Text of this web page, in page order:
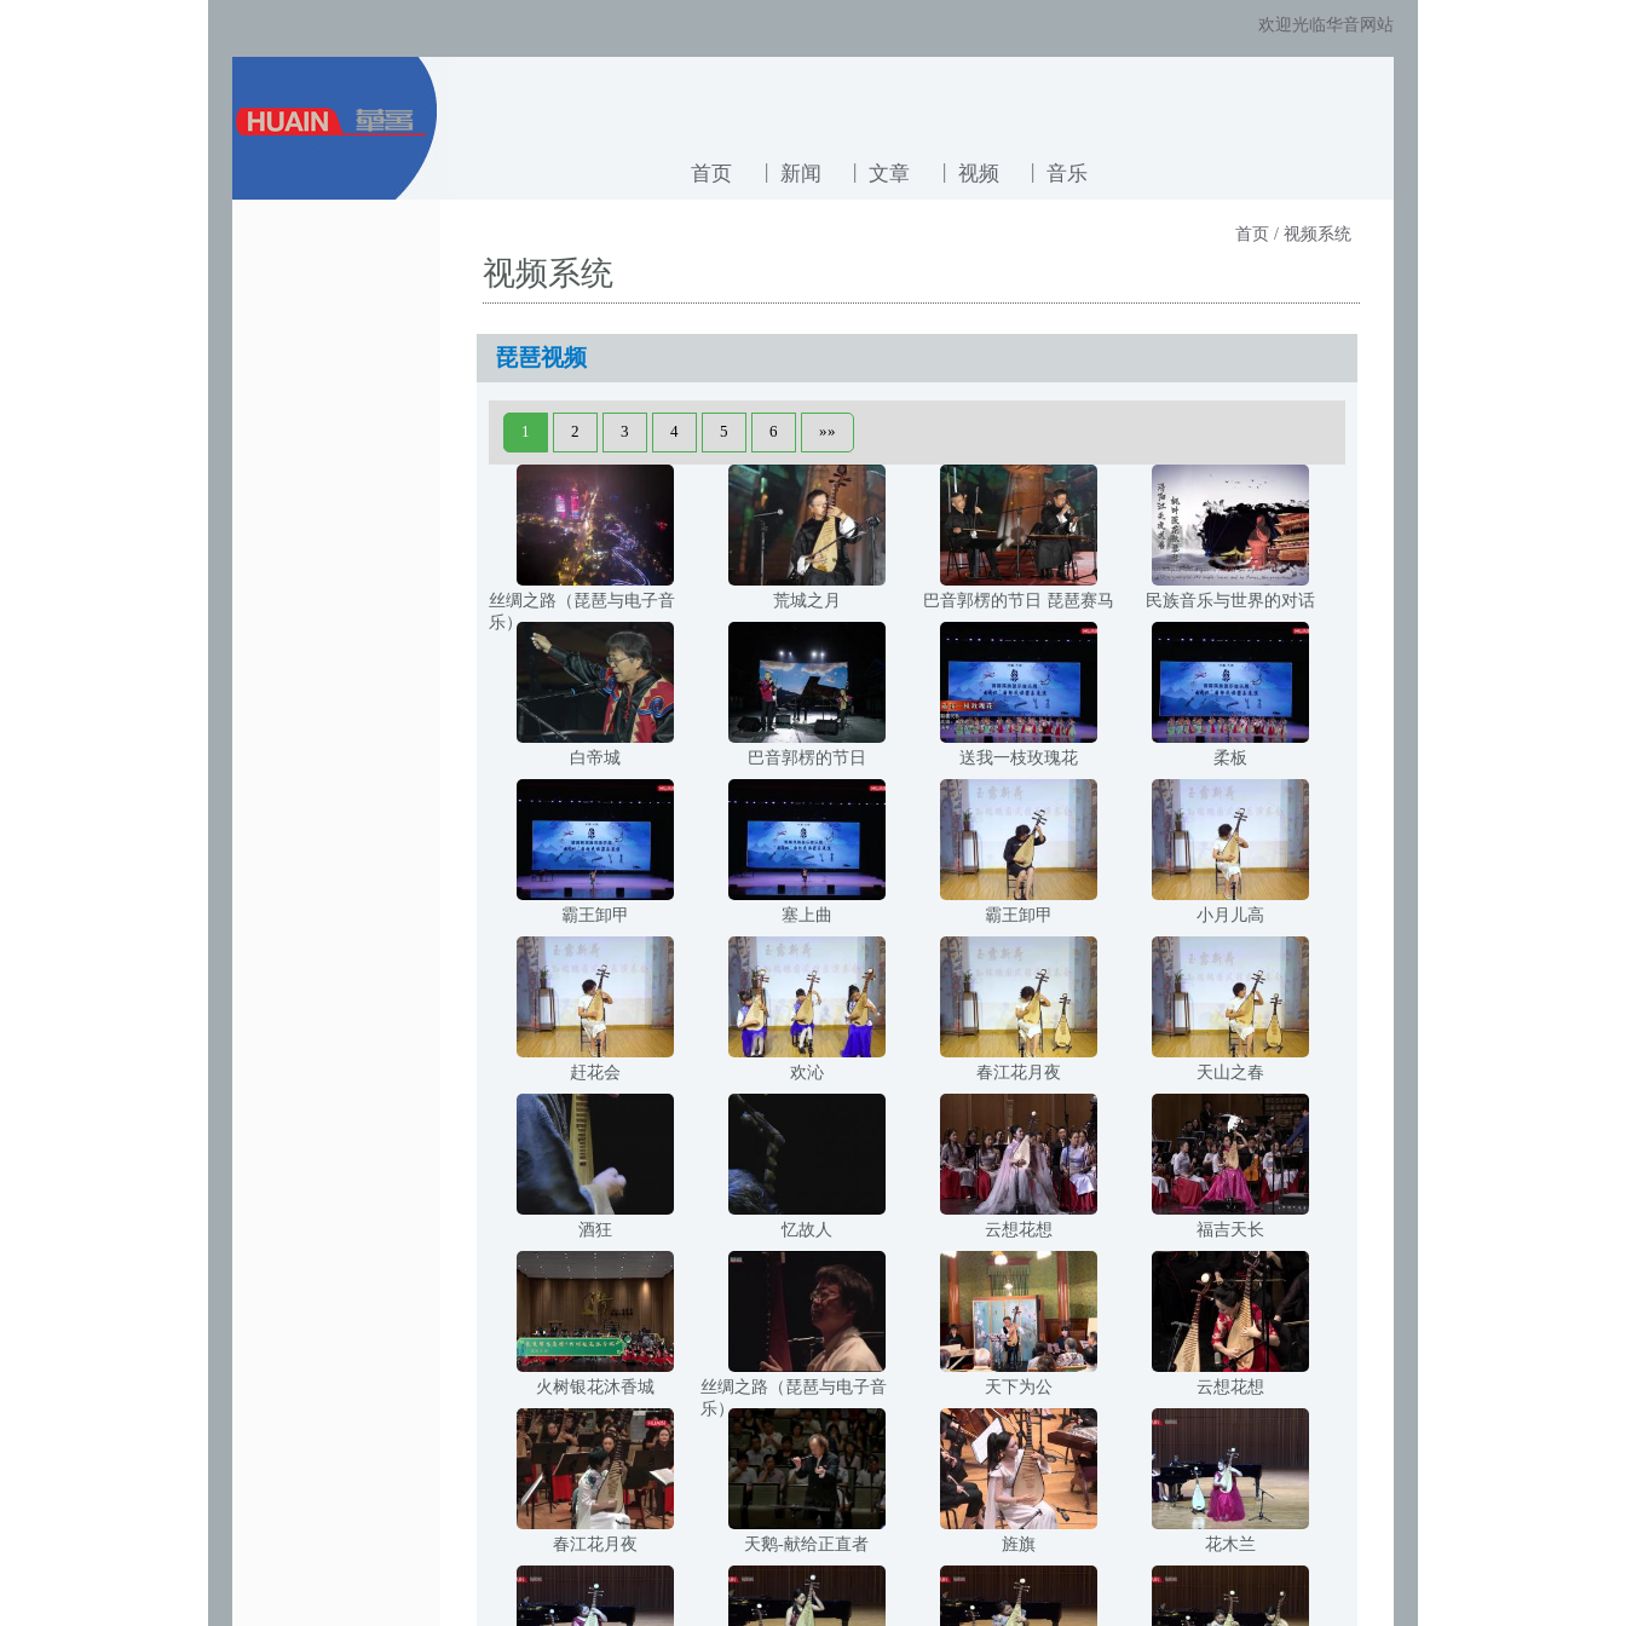
欢迎光临华音网站
首页 新闻 文章 视频 音乐
首页 / 视频系统
视频系统
琵琶视频
1 2 3 4 5 6 »»
丝绸之路（琵琶与电子音
乐）
荒城之月 巴音郭楞的节日 琵琶赛马 民族音乐与世界的对话
白帝城 巴音郭楞的节日 送我一枝玫瑰花 柔板
霸王卸甲 塞上曲 霸王卸甲 小月儿高
赶花会 欢沁 春江花月夜 天山之春
酒狂 忆故人 云想花想 福吉天长
火树银花沐香城
丝绸之路（琵琶与电子音
乐）
天下为公 云想花想
春江花月夜 天鹅-献给正直者 旌旗 花木兰